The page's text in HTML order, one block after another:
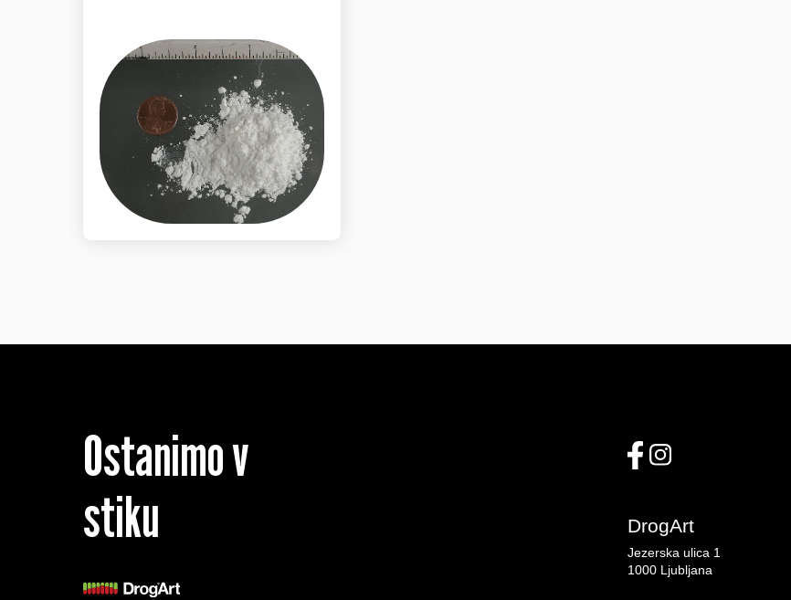
Ostanimo v
stiku
DrogArt
Jezerska ulica 1
1000 Ljubljana